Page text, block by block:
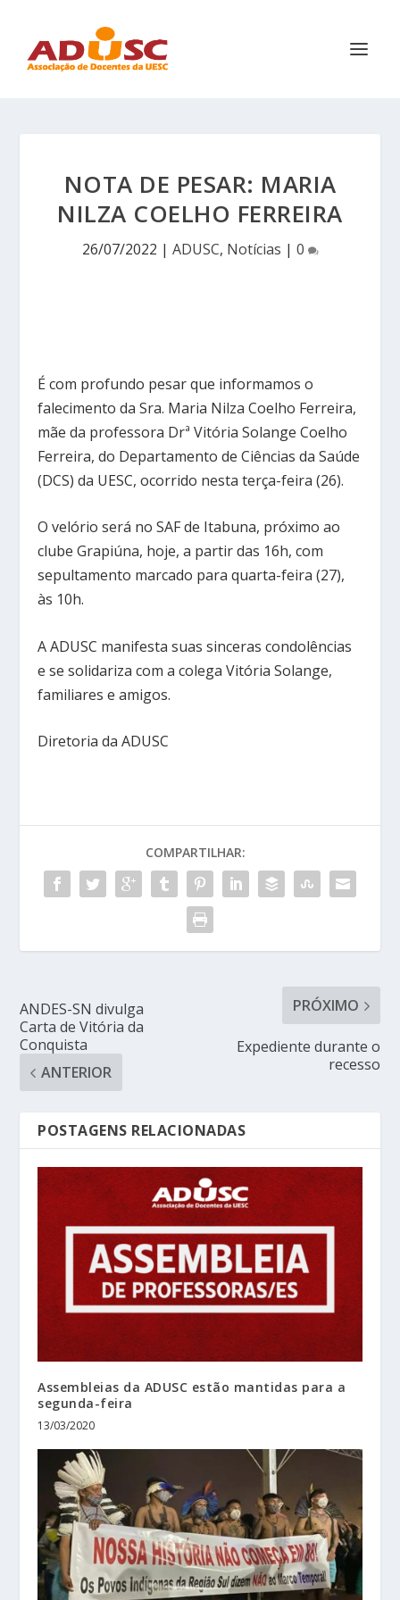
NOTA DE PESAR: MARIA
NILZA COELHO FERREIRA
26/07/2022 | ADUSC, Notícias | 0
É com profundo pesar que informamos o
falecimento da Sra. Maria Nilza Coelho Ferreira,
mãe da professora Drª Vitória Solange Coelho
Ferreira, do Departamento de Ciências da Saúde
(DCS) da UESC, ocorrido nesta terça-feira (26).
O velório será no SAF de Itabuna, próximo ao
clube Grapiúna, hoje, a partir das 16h, com
sepultamento marcado para quarta-feira (27),
às 10h.
A ADUSC manifesta suas sinceras condolências
e se solidariza com a colega Vitória Solange,
familiares e amigos.
Diretoria da ADUSC
COMPARTILHAR:
ANDES-SN divulga
Carta de Vitória da
Conquista
ANTERIOR
PRÓXIMO
Expediente durante o
recesso
POSTAGENS RELACIONADAS
Assembleias da ADUSC estão mantidas para a
segunda-feira
13/03/2020